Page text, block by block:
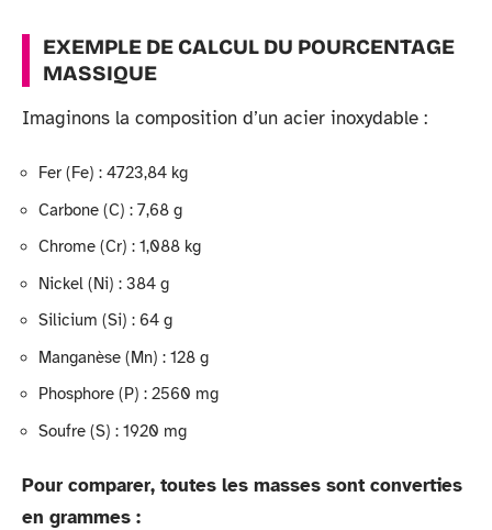
EXEMPLE DE CALCUL DU POURCENTAGE
MASSIQUE
Imaginons la composition d’un acier inoxydable :
Fer (Fe) : 4723,84 kg
Carbone (C) : 7,68 g
Chrome (Cr) : 1,088 kg
Nickel (Ni) : 384 g
Silicium (Si) : 64 g
Manganèse (Mn) : 128 g
Phosphore (P) : 2560 mg
Soufre (S) : 1920 mg
Pour comparer, toutes les masses sont converties
en grammes :